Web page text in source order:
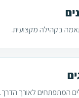
בקהילה מקצועית.
המתפתחים לאורך הדרך.